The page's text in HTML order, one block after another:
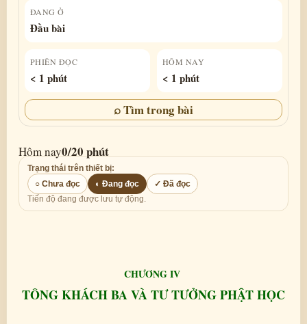
ĐANG Ở
Đầu bài
PHIÊN ĐỌC
< 1 phút
HÔM NAY
< 1 phút
⌕ Tìm trong bài
Hôm nay0/20 phút
Trạng thái trên thiết bị:
○ Chưa đọc
◐ Đang đọc
✓ Đã đọc
Tiến độ đang được lưu tự động.
CHƯƠNG IV
TÔNG KHÁCH BA VÀ TƯ TƯỞNG PHẬT HỌC